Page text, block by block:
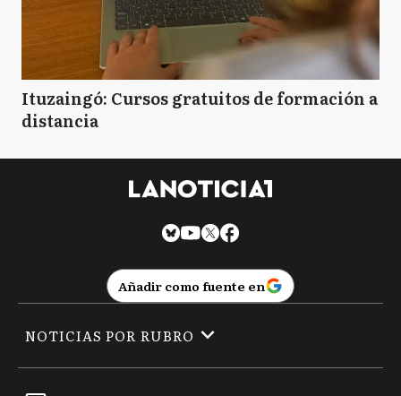
Ituzaingó: Cursos gratuitos de formación a
distancia
Añadir como fuente en
NOTICIAS POR RUBRO